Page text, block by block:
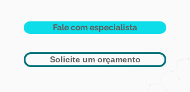
Solicite um orçamento
Fale com especialista